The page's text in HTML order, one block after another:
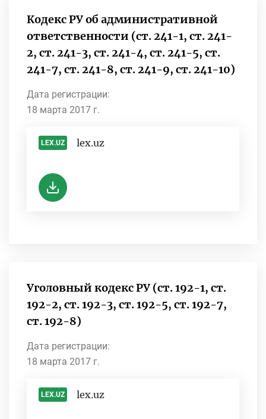
Кодекс РУ об административной
ответственности (ст. 241-1, ст. 241-
2, ст. 241-3, ст. 241-4, ст. 241-5, ст.
241-7, ст. 241-8, ст. 241-9, ст. 241-10)
Дата регистрации:
18 марта 2017 г.
LEX.UZ lex.uz
Уголовный кодекс РУ (ст. 192-1, ст.
192-2, ст. 192-3, ст. 192-5, ст. 192-7,
ст. 192-8)
Дата регистрации:
18 марта 2017 г.
LEX.UZ lex.uz